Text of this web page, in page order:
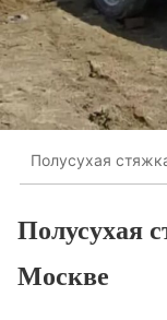
Полусухая
Полусухая
Москве